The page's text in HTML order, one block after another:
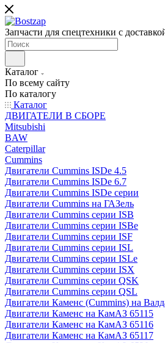
Запчасти для спецтехники с
Каталог
По всему сайту
По каталогу
Каталог
ДВИГАТЕЛИ В СБОРЕ
Mitsubishi
BAW
Caterpillar
Cummins
Двигатели Cummins ISDe 4.5
Двигатели Cummins ISDe 6.7
Двигатели Cummins ISDe серии
Двигатели Cummins на ГАЗель
Двигатели Cummins серии ISB
Двигатели Cummins серии ISBe
Двигатели Cummins серии ISF
Двигатели Cummins серии ISL
Двигатели Cummins серии ISLe
Двигатели Cummins серии ISX
Двигатели Cummins серии QSK
Двигатели Cummins серии QSL
Двигатели Каменс (Cummins) на
Двигатели Каменс на КамАЗ 65115
Двигатели Каменс на КамАЗ 65116
Двигатели Каменс на КамАЗ 65117